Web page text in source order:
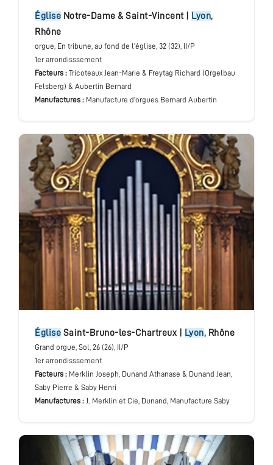
église Notre-Dame & Saint-Vincent| Lyon,
Rhône
orgue , En tribune, au fond de l'église , 32 (32), II/P
1er arrondisssement
Facteurs : Tricoteaux Jean-Marie & Freytag Richard (Orgelbau
Felsberg) & Aubertin Bernard
Manufactures : Manufacture d’orgues Bernard Aubertin
église Saint-Bruno-les-Chartreux Lyon, Rhône
Grand orgue, Sol , 26 (26), II/P
1er arrondisssement
Facteurs : Merklin Joseph, Dunand Athanase & Dunand Jean,
Saby Pierre & Saby Henri
Manufactures : J. Merklin et Cie, Dunand, Manufacture Saby